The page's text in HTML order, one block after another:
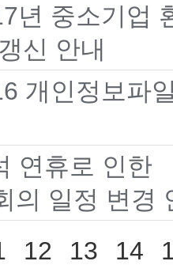
년 중소기업
신 안내
개인정보파
연휴로 인한
의 일정 변경
12 13 14